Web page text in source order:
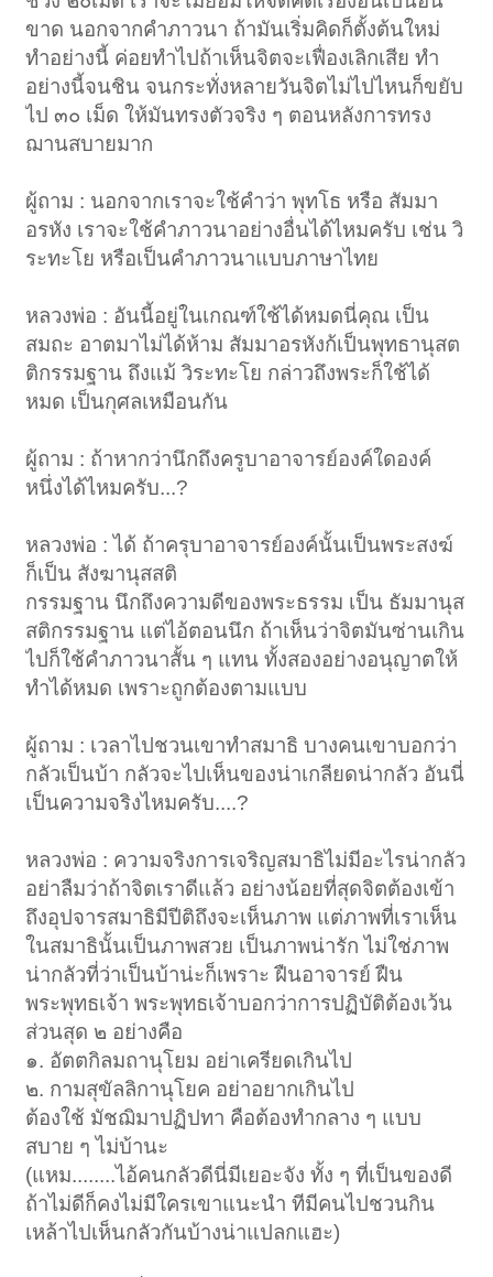
ขาด นอกจากคำภาวนา ถ้ามันเริ่มคิดก็ตั้งต้นใหม่
ทำอย่างนี้ ค่อยทำไปถ้าเห็นจิตจะเฟื่องเลิกเสีย ทำ
อย่างนี้จนชิน จนกระทั่งหลายวันจิตไม่ไปไหนก็ขยับ
ไป ๓๐ เม็ด ให้มันทรงตัวจริง ๆ ตอนหลังการทรง
ฌานสบายมาก
ผู้ถาม : นอกจากเราจะใช้คำว่า พุทโธ หรือ สัมมา
อรหัง เราจะใช้คำภาวนาอย่างอื่นได้ไหมครับ เช่น วิ
ระทะโย หรือเป็นคำภาวนาแบบภาษาไทย
หลวงพ่อ : อันนี้อยู่ในเกณฑ์ใช้ได้หมดนี่คุณ เป็น
สมถะ อาตมาไม่ได้ห้าม สัมมาอรหังก้เป็นพุทธานุสต
ติกรรมฐาน ถึงแม้ วิระทะโย กล่าวถึงพระก็ใช้ได้
หมด เป็นกุศลเหมือนกัน
ผู้ถาม : ถ้าหากว่านึกถึงครูบาอาจารย์องค์ใดองค์
หนึ่งได้ไหมครับ...?
หลวงพ่อ : ได้ ถ้าครุบาอาจารย์องค์นั้นเป็นพระสงฆ์
ก็เป็น สังฆานุสสติ
กรรมฐาน นึกถึงความดีของพระธรรม เป็น ธัมมานุส
สติกรรมฐาน แต่ไอ้ตอนนึก ถ้าเห็นว่าจิตมันซ่านเกิน
ไปก็ใช้คำภาวนาสั้น ๆ แทน ทั้งสองอย่างอนุญาตให้
ทำได้หมด เพราะถูกต้องตามแบบ
ผู้ถาม : เวลาไปชวนเขาทำสมาธิ บางคนเขาบอกว่า
กลัวเป็นบ้า กลัวจะไปเห็นของน่าเกลียดน่ากลัว อันนี่
เป็นความจริงไหมครับ....?
หลวงพ่อ : ความจริงการเจริญสมาธิไม่มีอะไรน่ากลัว
อย่าลืมว่าถ้าจิตเราดีแล้ว อย่างน้อยที่สุดจิตต้องเข้า
ถึงอุปจารสมาธิมีปีติถึงจะเห็นภาพ แต่ภาพที่เราเห็น
ในสมาธินั้นเป็นภาพสวย เป็นภาพน่ารัก ไม่ใช่ภาพ
น่ากลัวที่ว่าเป็นบ้าน่ะก็เพราะ ฝืนอาจารย์ ฝืน
พระพุทธเจ้า พระพุทธเจ้าบอกว่าการปฏิบัติต้องเว้น
ส่วนสุด ๒ อย่างคือ
๑. อัตตกิลมถานุโยม อย่าเครียดเกินไป
๒. กามสุขัลลิกานุโยค อย่าอยากเกินไป
ต้องใช้ มัชฌิมาปฏิปทา คือต้องทำกลาง ๆ แบบ
สบาย ๆ ไม่บ้านะ
(แหม........ไอ้คนกลัวดีนี่มีเยอะจัง ทั้ง ๆ ที่เป็นของดี
ถ้าไม่ดีก็คงไม่มีใครเขาแนะนำ ทีมีคนไปชวนกิน
เหล้าไปเห็นกลัวกันบ้างน่าแปลกแฮะ)